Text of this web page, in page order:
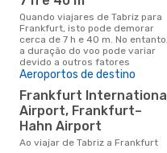
Quando viajares de Tabriz para
Frankfurt, isto pode demorar
cerca de 7 h e 40 m. No entanto,
a duração do voo pode variar
devido a outros fatores
Aeroportos de destino
Frankfurt International
Airport, Frankfurt–
Hahn Airport
Ao viajar de Tabriz a Frankfurt